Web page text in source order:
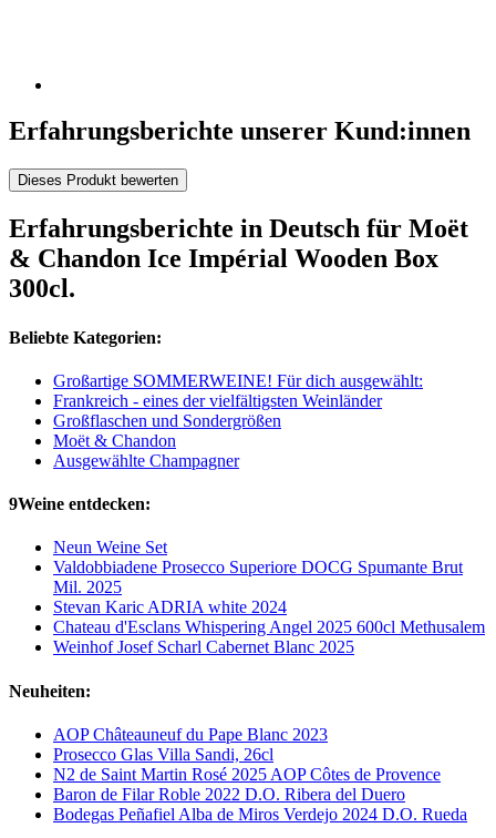
Erfahrungsberichte unserer Kund:innen
Dieses Produkt bewerten
Erfahrungsberichte in Deutsch für Moët
& Chandon Ice Impérial Wooden Box
300cl.
Beliebte Kategorien:
Großartige SOMMERWEINE! Für dich ausgewählt:
Frankreich - eines der vielfältigsten Weinländer
Großflaschen und Sondergrößen
Moët & Chandon
Ausgewählte Champagner
9Weine entdecken:
Neun Weine Set
Valdobbiadene Prosecco Superiore DOCG Spumante Brut
Mil. 2025
Stevan Karic ADRIA white 2024
Chateau d'Esclans Whispering Angel 2025 600cl Methusalem
Weinhof Josef Scharl Cabernet Blanc 2025
Neuheiten:
AOP Châteauneuf du Pape Blanc 2023
Prosecco Glas Villa Sandi, 26cl
N2 de Saint Martin Rosé 2025 AOP Côtes de Provence
Baron de Filar Roble 2022 D.O. Ribera del Duero
Bodegas Peñafiel Alba de Miros Verdejo 2024 D.O. Rueda